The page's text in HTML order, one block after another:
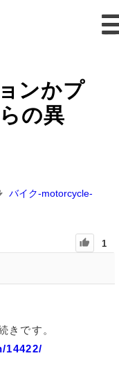
ンかプ
の異
バイク-motorcycle-
1
きです。